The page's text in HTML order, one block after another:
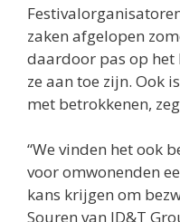
zaken afgelopen
daardoor pas op
ze aan toe zijn. Ook
met betrokkenen,
“We vinden het ook
voor omwonenden
kans krijgen om
Souren van ID&T